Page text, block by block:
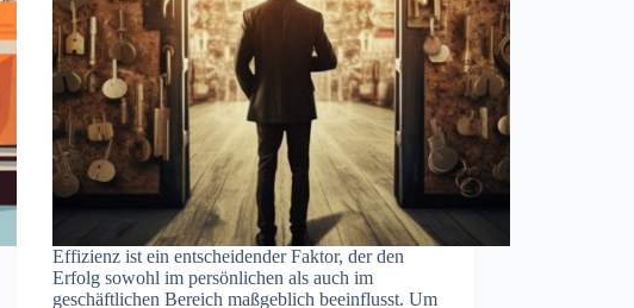
Effizienz ist ein entscheidender Faktor, der den
Erfolg sowohl im persönlichen als auch im
geschäftlichen Bereich maßgeblich beeinflusst. Um